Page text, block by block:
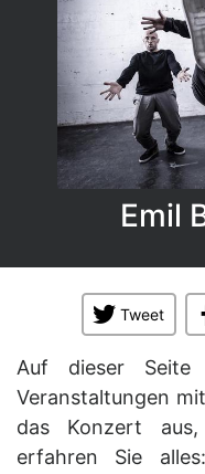
Emil
Tweet
Auf dieser Seite
Veranstaltungen
das Konzert
erfahren Sie